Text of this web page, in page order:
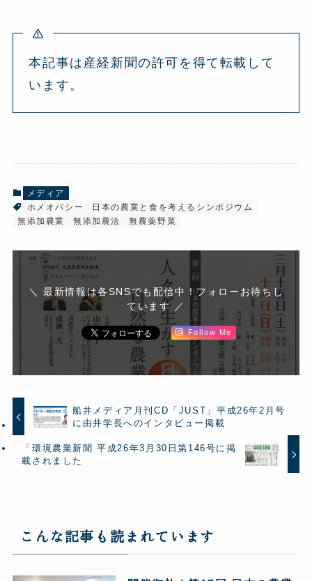
本記事は産経新聞の許可を得て転載して
います。
メディア
ホメオパシー
日本の農業と食を考えるシンポジウム
無添加農業
無添加農法 無農薬野菜
＼ 最新情報は各SNSでも配信中！フォローお待ちし
ています ／
Follow Me
船井メディア月刊CD「JUST」平成26年2月号
に由井学長へのインタビュー掲載
「環境農業新聞 平成26年3月30日第146号に掲
載されました
こんな記事も読まれています